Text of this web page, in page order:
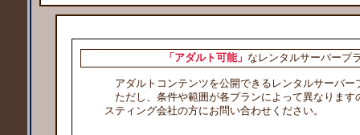
「アダルト可能」 なレンタルサーバープ
アダルトコンテンツを公開できるレンタルサーバー
ただし、条件や範囲が各プランによって異なります
スティング会社の方にお問い合わせください。